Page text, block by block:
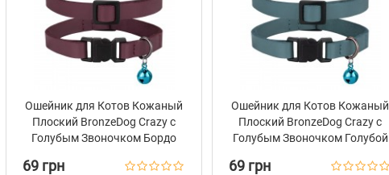
Ошейник для Котов Кожаный
Плоский BronzeDog Crazy с
Голубым Звоночком Бордо
69 грн
Ошейник для Котов Кожаный
Плоский BronzeDog Crazy с
Голубым Звоночком Голубой
69 грн